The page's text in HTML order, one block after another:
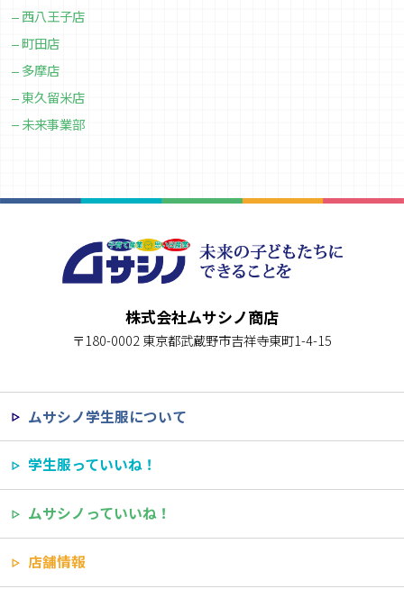
西八王子店
町田店
多摩店
東久留米店
未来事業部
株式会社ムサシノ商店
〒180-0002 東京都武蔵野市吉祥寺東町1-4-15
ムサシノ学生服について
学生服っていいね！
ムサシノっていいね！
店舗情報